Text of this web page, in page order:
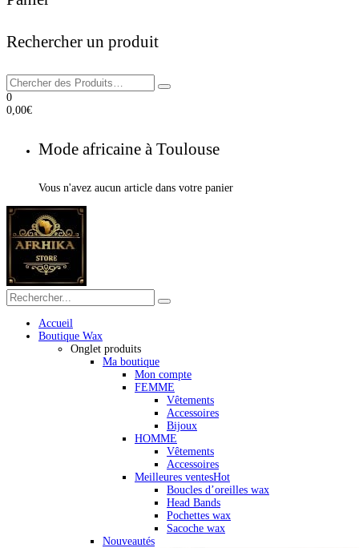
Rechercher un produit
0
0,00€
Mode africaine à Toulouse
Vous n'avez aucun article dans votre panier
Accueil
Boutique Wax
Onglet produits
Ma boutique
Mon compte
FEMME
Vêtements
Accessoires
Bijoux
HOMME
Vêtements
Accessoires
Meilleures ventesHot
Boucles d’oreilles wax
Head Bands
Pochettes wax
Sacoche wax
Nouveautés